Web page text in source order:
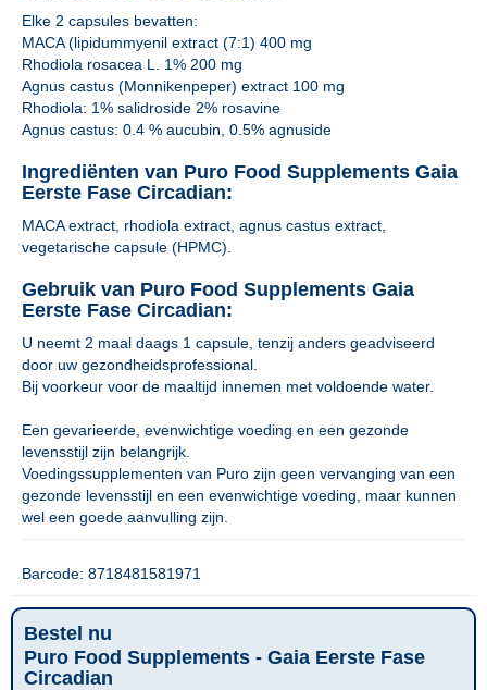
Elke 2 capsules bevatten:
MACA (lipidummyenil extract (7:1) 400 mg
Rhodiola rosacea L. 1% 200 mg
Agnus castus (Monnikenpeper) extract 100 mg
Rhodiola: 1% salidroside 2% rosavine
Agnus castus: 0.4 % aucubin, 0.5% agnuside
Ingrediënten van Puro Food Supplements Gaia
Eerste Fase Circadian:
MACA extract, rhodiola extract, agnus castus extract,
vegetarische capsule (HPMC).
Gebruik van Puro Food Supplements Gaia
Eerste Fase Circadian:
U neemt 2 maal daags 1 capsule, tenzij anders geadviseerd
door uw gezondheidsprofessional.
Bij voorkeur voor de maaltijd innemen met voldoende water.
Een gevarieerde, evenwichtige voeding en een gezonde
levensstijl zijn belangrijk.
Voedingssupplementen van Puro zijn geen vervanging van een
gezonde levensstijl en een evenwichtige voeding, maar kunnen
wel een goede aanvulling zijn.
Barcode: 8718481581971
Bestel nu
Puro Food Supplements - Gaia Eerste Fase
Circadian